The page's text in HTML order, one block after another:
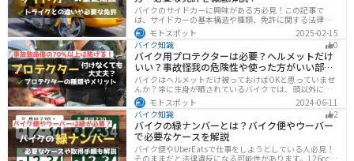
バイクのサイドカーに興味がある方必見！この記事で
は、サイドカーの基本構造や種類、免許に関する法律、
メンテナンス方法を解説しています。実は、サイドカー
は法律上、二輪車として扱われるため、排気量に応じた
二輪免許が必要です。この記事を読めば、サイドカーの
正しい楽しみ方がわかります。
モトスポット
2025-02-15
バイク知識
0
バイク用プロテクターは必要？ヘルメットだけ
いい？事故怪我の危険性や使った方がいい部位
も解説
バイクはヘルメットだけ被っておけばOKと思っていませ
んか？常に生身が晒されているバイクでは、頭以外にも
胸・背中・脚・腕など怪我のリスクが非常に高いです。
プロテクターをちゃんと付けていれば事故の致命傷の7
0%は防げると言われています。安全にバイクに乗るため
にプロテクターの種類やつけた方が良い部位などをまと
めました。
モトスポット
2024-06-11
バイク知識
2
バイクの緑ナンバーとは？バイク便やウーバー
で必要なケースを解説
バイク便やUberEatsで仕事をしようとしている人必見！
そのままだと法律違反になる可能性があります。126cc以